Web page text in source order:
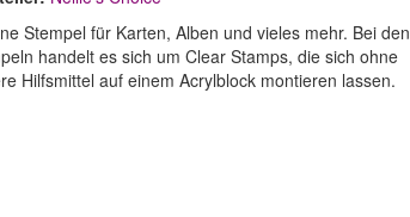
Stempel für Karten, Alben und vieles mehr. Bei den
handelt es sich um Clear Stamps, die sich ohne
Hilfsmittel auf einem Acrylblock montieren lassen.